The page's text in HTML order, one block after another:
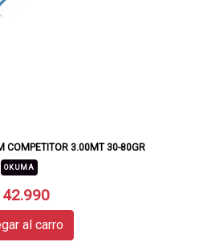
COMPETITOR 3.00MT 30-80GR
OKUMA
al carro